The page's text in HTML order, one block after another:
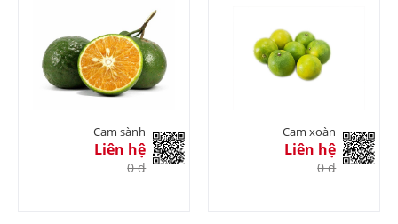
Cam sành
Liên hệ
0 đ
Cam xoàn
Liên hệ
0 đ